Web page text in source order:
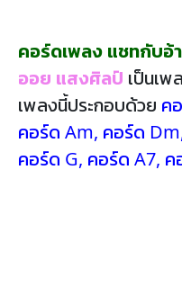
คอร์ดเพลง แชทกับอ้
ออย แสงศิลป์ เป็นเพ
เพลงนี้ประกอบด้วย ค
คอร์ด Am, คอร์ด Dm
คอร์ด G, คอร์ด A7, ค